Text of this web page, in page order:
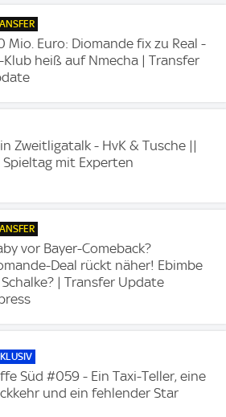
Mio. Euro: Diomande fix zu Real -
Klub heiß auf Nmecha | Transfer
Zweitligatalk - HvK & Tusche ||
Spieltag mit Experten
vor Bayer-Comeback?
Deal rückt näher! Ebimbe
| Transfer Update
Süd #059 - Ein Taxi-Teller, eine
und ein fehlender Star